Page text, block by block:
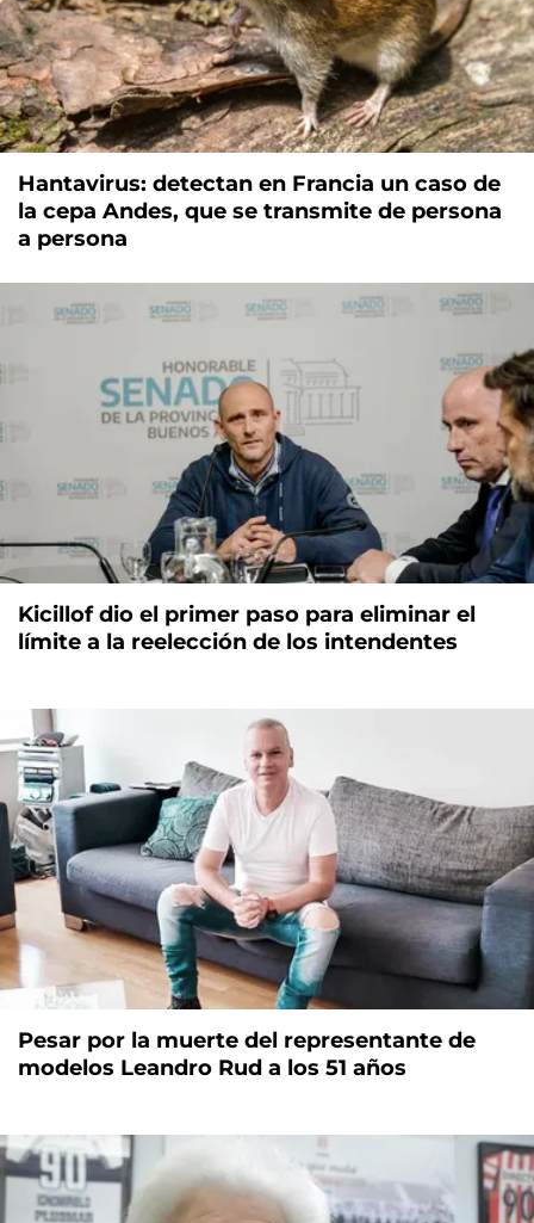
Hantavirus: detectan en Francia un caso de
la cepa Andes, que se transmite de persona
a persona
Kicillof dio el primer paso para eliminar el
límite a la reelección de los intendentes
Pesar por la muerte del representante de
modelos Leandro Rud a los 51 años